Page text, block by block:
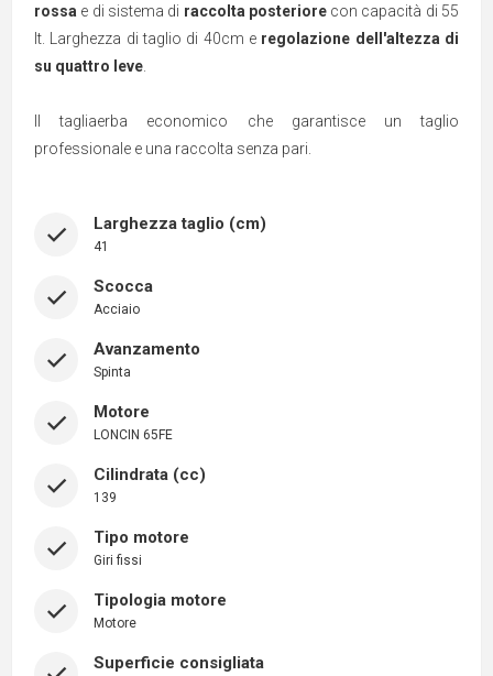
rossa e di sistema di raccolta posteriorecon capacità di 55
lt. Larghezza di taglio di 40cm e regolazione dell'altezza di
su quattro leve
Il tagliaerba economico che garantisce un taglio
professionale e una raccolta senza pari.
Larghezza taglio (cm)
41
Scocca
Acciaio
Avanzamento
Spinta
Motore
LONCIN 65FE
Cilindrata (cc)
139
Tipo motore
Giri fissi
Tipologia motore
Motore
Superficie consigliata